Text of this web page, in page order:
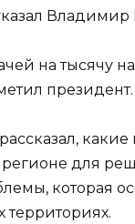
Владимир
на тысячу
президент.
какие
для
которая
территориях.